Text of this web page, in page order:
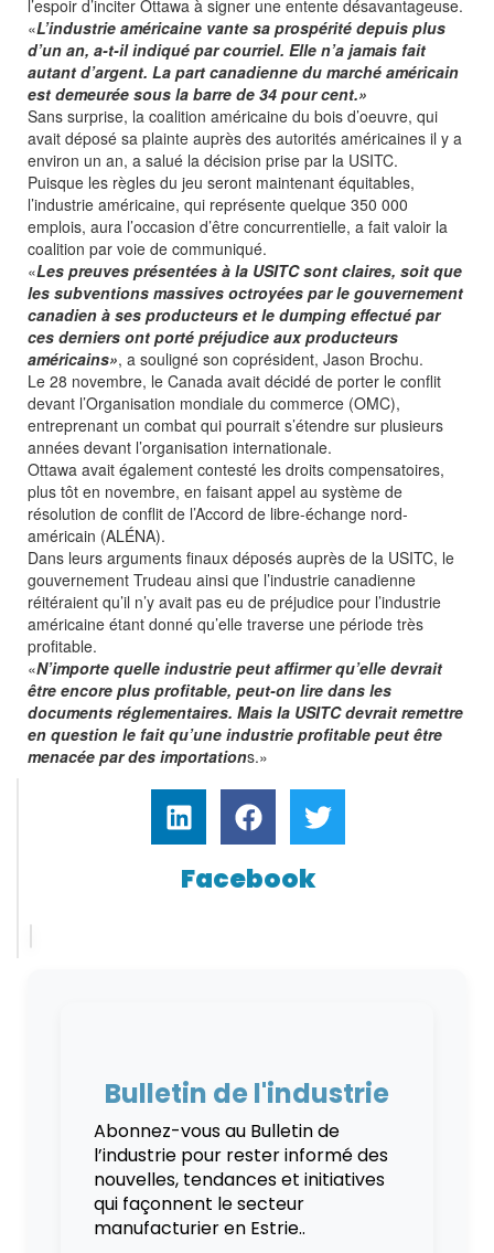
l’espoir d’inciter Ottawa à signer une entente désavantageuse.
«L’industrie américaine vante sa prospérité depuis plus
d’un an, a-t-il indiqué par courriel. Elle n’a jamais fait
autant d’argent. La part canadienne du marché américain
est demeurée sous la barre de 34 pour cent.»
Sans surprise, la coalition américaine du bois d’oeuvre, qui
avait déposé sa plainte auprès des autorités américaines il y a
environ un an, a salué la décision prise par la USITC.
Puisque les règles du jeu seront maintenant équitables,
l’industrie américaine, qui représente quelque 350 000
emplois, aura l’occasion d’être concurrentielle, a fait valoir la
coalition par voie de communiqué.
«Les preuves présentées à la USITC sont claires, soit que
les subventions massives octroyées par le gouvernement
canadien à ses producteurs et le dumping effectué par
ces derniers ont porté préjudice aux producteurs
américains», a souligné son coprésident, Jason Brochu.
Le 28 novembre, le Canada avait décidé de porter le conflit
devant l’Organisation mondiale du commerce (OMC),
entreprenant un combat qui pourrait s’étendre sur plusieurs
années devant l’organisation internationale.
Ottawa avait également contesté les droits compensatoires,
plus tôt en novembre, en faisant appel au système de
résolution de conflit de l’Accord de libre-échange nord-
américain (ALÉNA).
Dans leurs arguments finaux déposés auprès de la USITC, le
gouvernement Trudeau ainsi que l’industrie canadienne
réitéraient qu’il n’y avait pas eu de préjudice pour l’industrie
américaine étant donné qu’elle traverse une période très
profitable.
«N’importe quelle industrie peut affirmer qu’elle devrait
être encore plus profitable, peut-on lire dans les
documents réglementaires. Mais la USITC devrait remettre
en question le fait qu’une industrie profitable peut être
menacée par des importations.»
Facebook
Bulletin de l'industrie
Abonnez-vous au Bulletin de
l’industrie pour rester informé des
nouvelles, tendances et initiatives
qui façonnent le secteur
manufacturier en Estrie..